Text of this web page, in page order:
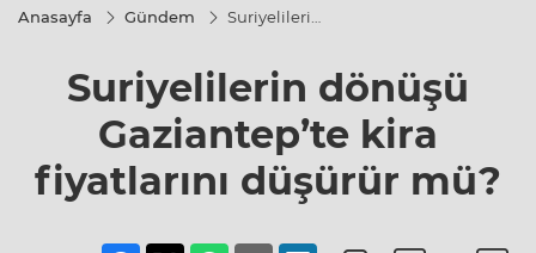
Anasayfa Gündem
Suriyelilerin
fiyatlarını
mü?
Suriyelilerin dönüşü
Gaziantep’te kira
fiyatlarını düşürür mü?